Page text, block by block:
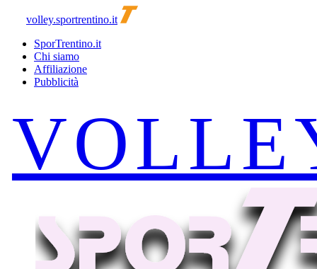
volley.sportrentino.it
SporTrentino.it
Chi siamo
Affiliazione
Pubblicità